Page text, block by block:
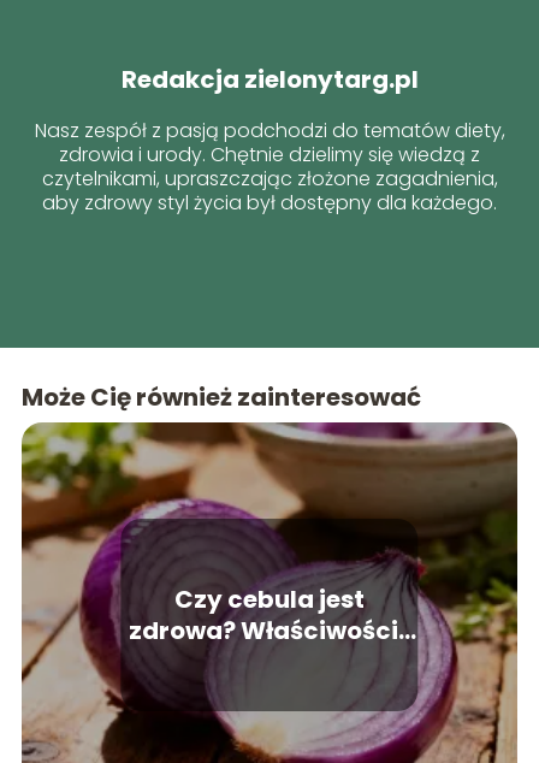
Redakcja zielonytarg.pl
Nasz zespół z pasją podchodzi do tematów diety,
zdrowia i urody. Chętnie dzielimy się wiedzą z
czytelnikami, upraszczając złożone zagadnienia,
aby zdrowy styl życia był dostępny dla każdego.
Może Cię również zainteresować
Czy cebula jest
zdrowa? Właściwości i
wartości odżywcze